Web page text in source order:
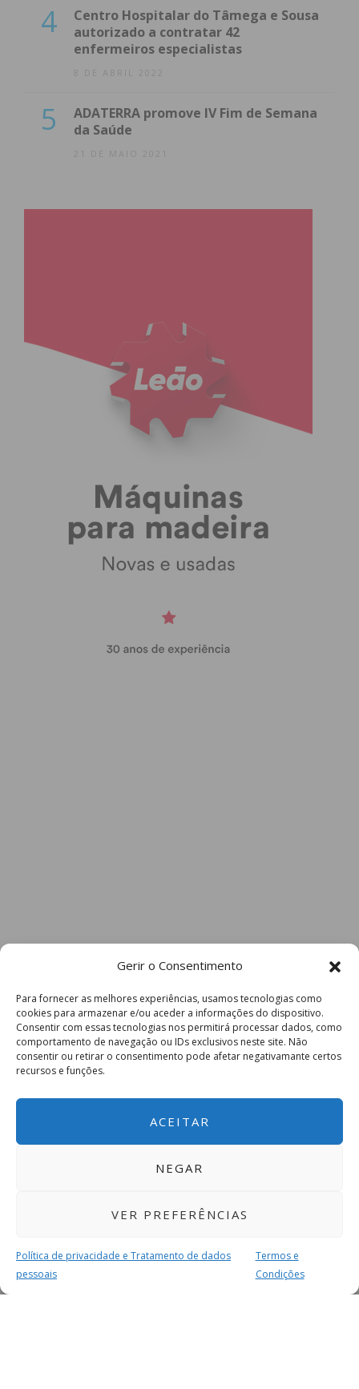
Gerir o Consentimento
Para fornecer as melhores experiências, usamos tecnologias como
cookies para armazenar e/ou aceder a informações do dispositivo.
Consentir com essas tecnologias nos permitirá processar dados, como
comportamento de navegação ou IDs exclusivos neste site. Não
consentir ou retirar o consentimento pode afetar negativamante certos
recursos e funções.
ACEITAR
NEGAR
VER PREFERÊNCIAS
Política de privacidade e Tratamento de dados
pessoais
Termos e
Condições
4
Centro Hospitalar do Tâmega e Sousa
autorizado a contratar 42
enfermeiros especialistas
8 DE ABRIL 2022
5
ADATERRA promove IV Fim de Semana
da Saúde
21 DE MAIO 2021